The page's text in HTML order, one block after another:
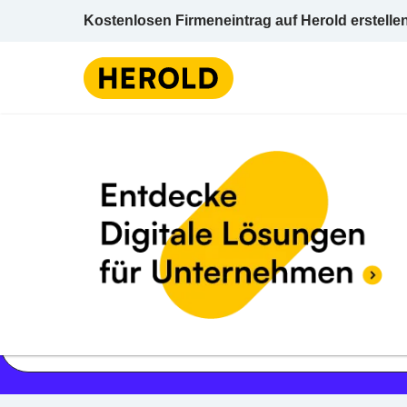
Kostenlosen Firmeneintrag auf Herold